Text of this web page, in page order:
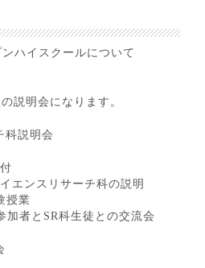
ハイスクールについて
説明会になります。
説明会
スリサーチ科の説明
業
科生徒との交流会